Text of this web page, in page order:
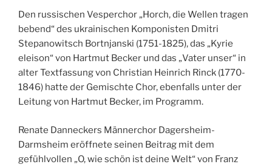
Den russischen Vesperchor „Horch, die Wellen tragen
bebend“ des ukrainischen Komponisten Dmitri
Stepanowitsch Bortnjanski (1751-1825), das „Kyrie
eleison“ von Hartmut Becker und das „Vater unser“ in
alter Textfassung von Christian Heinrich Rinck (1770-
1846) hatte der Gemischte Chor, ebenfalls unter der
Leitung von Hartmut Becker, im Programm.
Renate Danneckers Männerchor Dagersheim-
Darmsheim eröffnete seinen Beitrag mit dem
gefühlvollen „O, wie schön ist deine Welt“ von Franz